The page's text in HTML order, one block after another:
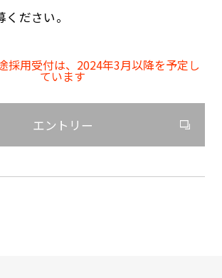
ださい。
採用受付は、2024年3月以降を予定し
ています
エントリー